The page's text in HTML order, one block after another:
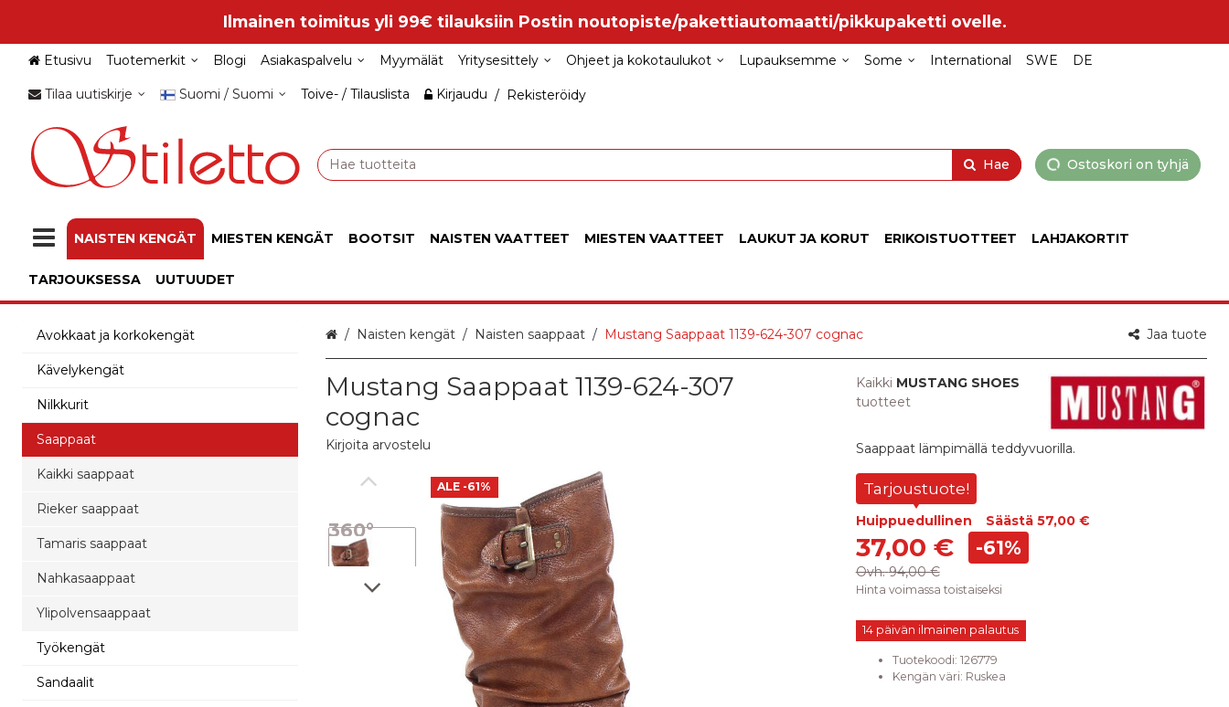
Ilmainen toimitus yli 99€ tilauksiin Postin noutopiste/pakettiautomaatti/pikkupaketti ovelle.
Etusivu Tuotemerkit Blogi Asiakaspalvelu Myymälät Yritysesittely Ohjeet ja kokotaulukot Lupauksemme Some International SWE DE
Tilaa uutiskirje Suomi / Suomi Toive- / Tilauslista Kirjaudu / Rekisteröidy
Hae Ostoskori on tyhjä
NAISTEN KENGÄT MIESTEN KENGÄT BOOTSIT NAISTEN VAATTEET MIESTEN VAATTEET LAUKUT JA KORUT ERIKOISTUOTTEET LAHJAKORTIT
TARJOUKSESSA UUTUUDET
Avokkaat ja korkokengät
Kävelykengät
Nilkkurit
Saappaat
Kaikki saappaat
Rieker saappaat
Tamaris saappaat
Nahkasaappaat
Ylipolvensaappaat
Työkengät
Sandaalit
Jaa tuote
EtusivuNaisten kengät Naisten saappaat Mustang Saappaat 1139-624-307 cognac
Mustang Saappaat 1139-624-307
cognac
Kirjoita arvostelu
360°
kuva
ALE -61%
Kaikki MUSTANG SHOES
tuotteet
Saappaat lämpimällä teddyvuorilla.
Tarjoustuote!
Huippuedullinen Säästä 57,00 €
37,00 €
Ovh. 94,00 €
-61%
Hinta voimassa toistaiseksi
14 päivän ilmainen palautus
Tuotekoodi: 126779
Kengän väri: Ruskea